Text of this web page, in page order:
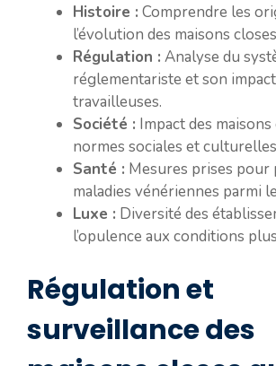
Histoire : Comprendre les
l’évolution des maisons
Régulation : Analyse du
réglementariste et son
travailleuses.
Société : Impact des
normes sociales et
Santé : Mesures prises pour
maladies vénériennes parmi
Luxe : Diversité des
l’opulence aux conditions
Régulation et
surveillance des